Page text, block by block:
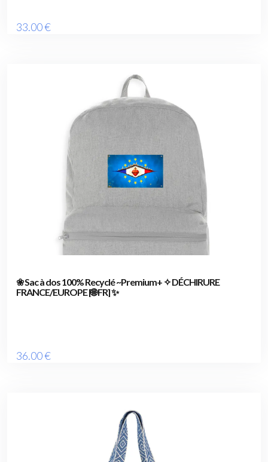
33.00€
❀ Sac à dos 100% Recyclé ~Premium+ ✧ DÉCHIRURE
FRANCE/EUROPE [🌐 FR] ✨
36.00€